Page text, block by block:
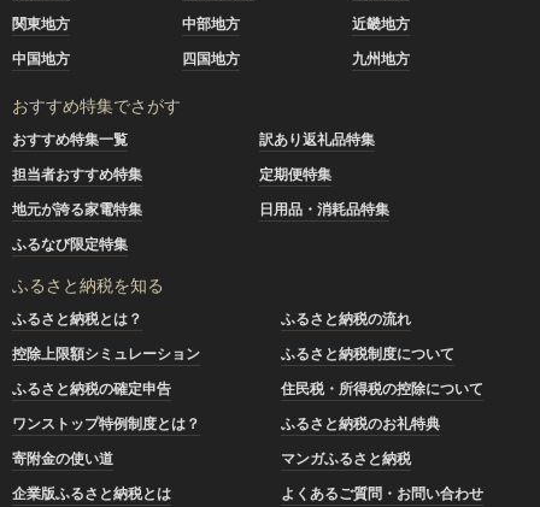
関東地方
中部地方
近畿地方
中国地方
四国地方 九州地方
おすすめ特集でさがす
おすすめ特集一覧
訳あり返礼品特集
担当者おすすめ特集
定期便特集
地元が誇る家電特集
日用品・消耗品特集
ふるなび限定特集
ふるさと納税を知る
ふるさと納税とは？
ふるさと納税の流れ
控除上限額シミュレーション
ふるさと納税制度について
ふるさと納税の確定申告
住民税・所得税の控除について
ワンストップ特例制度とは？
ふるさと納税のお礼特典
寄附金の使い道
マンガふるさと納税
企業版ふるさと納税とは
よくあるご質問・お問い合わせ